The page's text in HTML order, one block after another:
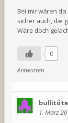
Bei mir wären
sicher auch, die
Wäre doch
0
Antworten
1. März